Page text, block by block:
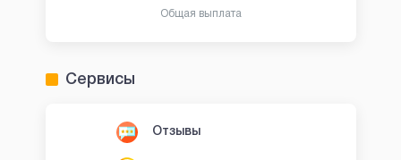
Общая выплата
Сервисы
Отзывы